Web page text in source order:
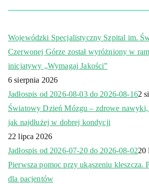
Wojewódzki Specjalistyczny Szpital im.
Czerwonej Górze został wyróżniony w
inicjatywy „Wymagaj Jakości”
6 sierpnia 2026
Jadłospis od 2026-08-03 do 2026-08-162
Światowy Dzień Mózgu – zdrowe
jak najdłużej w dobrej kondycji
22 lipca 2026
Jadłospis od 2026-07-20 do 2026-08-0220
Pierwsza pomoc przy ukąszeniu kleszcza.
dla pacjentów